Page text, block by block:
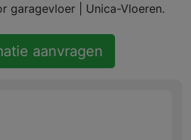
garagevloer | Unica-Vloeren.
aanvragen